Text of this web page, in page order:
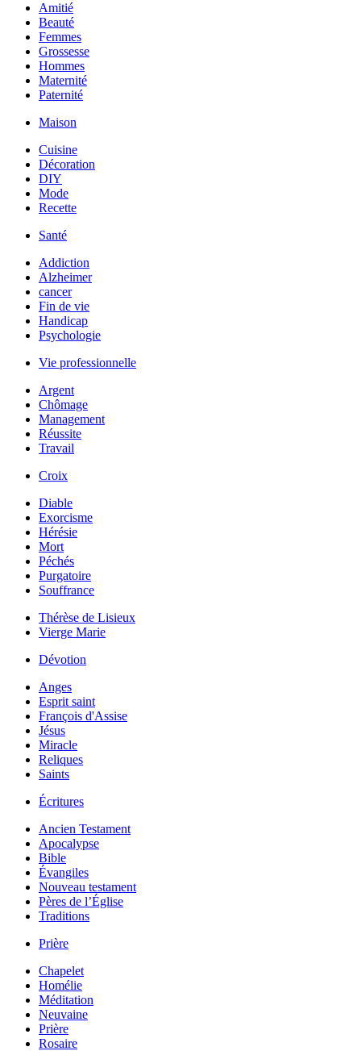
Amitié
Beauté
Femmes
Grossesse
Hommes
Maternité
Paternité
Maison
Cuisine
Décoration
DIY
Mode
Recette
Santé
Addiction
Alzheimer
cancer
Fin de vie
Handicap
Psychologie
Vie professionnelle
Argent
Chômage
Management
Réussite
Travail
Croix
Diable
Exorcisme
Hérésie
Mort
Péchés
Purgatoire
Souffrance
Thérèse de Lisieux
Vierge Marie
Dévotion
Anges
Esprit saint
François d'Assise
Jésus
Miracle
Reliques
Saints
Écritures
Ancien Testament
Apocalypse
Bible
Évangiles
Nouveau testament
Pères de l’Église
Traditions
Prière
Chapelet
Homélie
Méditation
Neuvaine
Prière
Rosaire